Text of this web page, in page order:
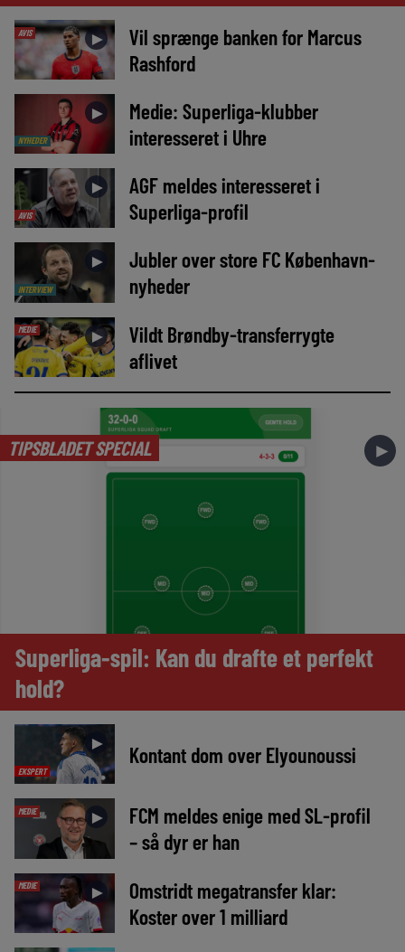
AVIS ►
Vil sprænge banken for Marcus
Rashford
NYHEDER
►
Medie: Superliga-klubber
interesseret i Uhre
AVIS
►
AGF meldes interesseret i
Superliga-profil
INTERVIEW
►
Jubler over store FC København-
nyheder
MEDIE ►
Vildt Brøndby-transferrygte
aflivet
TIPSBLADET SPECIAL ►
Superliga-spil: Kan du drafte et perfekt
hold?
EKSPERT
► Kontant dom over Elyounoussi
MEDIE ►
FCM meldes enige med SL-profil
– så dyr er han
MEDIE ►
Omstridt megatransfer klar:
Koster over 1 milliard